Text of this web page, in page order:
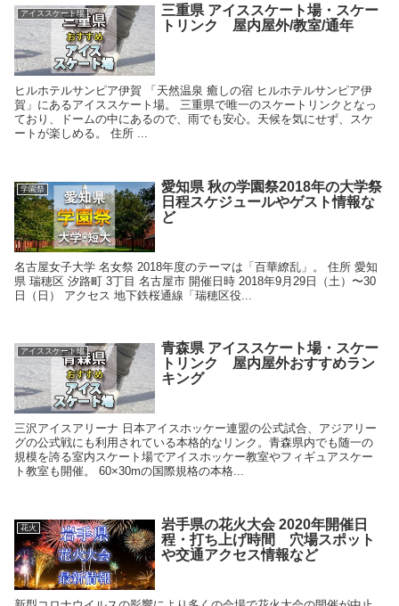
アイススケート場
三重県 アイススケート場・スケー
トリンク 屋内屋外/教室/通年
ヒルホテルサンピア伊賀 「天然温泉 癒しの宿 ヒルホテルサンピア伊
賀」にあるアイススケート場。 三重県で唯一のスケートリンクとなっ
ており、ドームの中にあるので、雨でも安心。天候を気にせず、スケ
ートが楽しめる。 住所 ...
学園祭
愛知県 秋の学園祭2018年の大学祭
日程スケジュールやゲスト情報な
ど
名古屋女子大学 名女祭 2018年度のテーマは「百華繚乱」。 住所 愛知
県 瑞穂区 汐路町 3丁目 名古屋市 開催日時 2018年9月29日（土）〜30
日（日） アクセス 地下鉄桜通線「瑞穂区役...
アイススケート場
青森県 アイススケート場・スケー
トリンク 屋内屋外おすすめラン
キング
三沢アイスアリーナ 日本アイスホッケー連盟の公式試合、アジアリー
グの公式戦にも利用されている本格的なリンク。青森県内でも随一の
規模を誇る室内スケート場でアイスホッケー教室やフィギュアスケー
ト教室も開催。 60×30mの国際規格の本格...
花火
岩手県の花火大会 2020年開催日
程・打ち上げ時間 穴場スポット
や交通アクセス情報など